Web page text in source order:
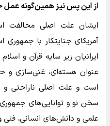
از این پس نیز همین‌گونه عمل
ایشان علت اصلی مخالفت
آمریکای جنایتکار با
ایرانیان زیر سایه قرآن و
عنوان هسته‌ای، غنی‌سازی و
است و علت اصلی ناراحتی و
سخن نو و توانایی‌های
علمی و دانش‌های انسانی،